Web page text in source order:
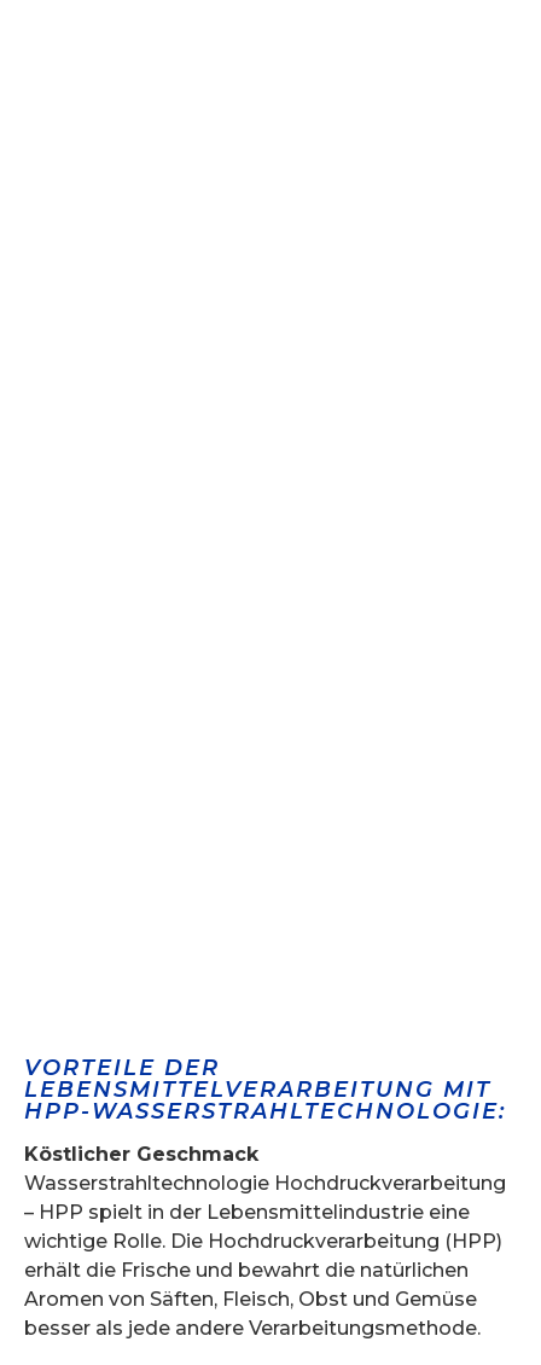
VORTEILE DER
LEBENSMITTELVERARBEITUNG MIT
HPP-WASSERSTRAHLTECHNOLOGIE:
Köstlicher Geschmack
Wasserstrahltechnologie Hochdruckverarbeitung
– HPP spielt in der Lebensmittelindustrie eine
wichtige Rolle. Die Hochdruckverarbeitung (HPP)
erhält die Frische und bewahrt die natürlichen
Aromen von Säften, Fleisch, Obst und Gemüse
besser als jede andere Verarbeitungsmethode.